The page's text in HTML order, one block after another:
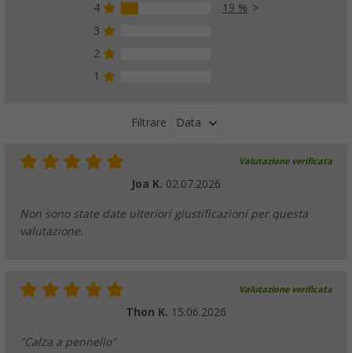
4
19 %
3
2
1
Filtrare Data
Valutazione verificata
Joa K. 02.07.2026
Non sono state date ulteriori giustificazioni per questa
valutazione.
Valutazione verificata
Thon K. 15.06.2026
"Calza a pennello"